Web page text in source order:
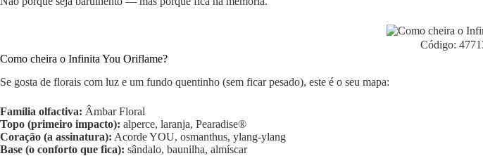
Código:
Como cheira o Infinita You Oriflame?
Se gosta de florais com luz e um fundo quentinho (sem ficar pesado), este é o seu mapa:
Família olfactiva: Âmbar Floral
Topo (primeiro impacto): alperce, laranja, Pearadise®
Coração (a assinatura): Acorde YOU, osmanthus, ylang-ylang
Base (o conforto que fica): sândalo, baunilha, almíscar